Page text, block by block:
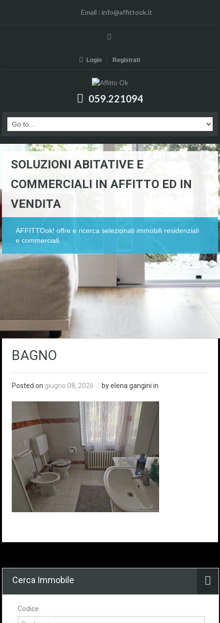
Email : info@affittook.it
Login Registrati
059.221094
SOLUZIONI ABITATIVE E
COMMERCIALI IN AFFITTO ED IN
VENDITA
AFFITTOok! offre e ricerca selezionati immobili residenziali
e commerciali.
BAGNO
Posted on giugno 08, 2026 by elena gangini in
Cerca Immobile
Codice